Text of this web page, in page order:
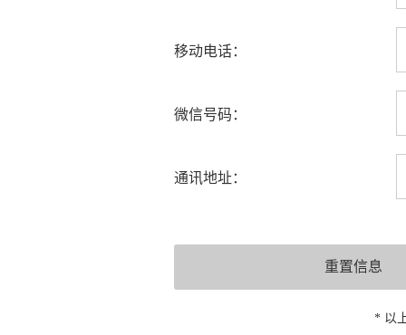
移动电话：
微信号码：
通讯地址：
* 以